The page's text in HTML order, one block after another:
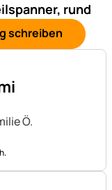
rund
schreiben
Ö.